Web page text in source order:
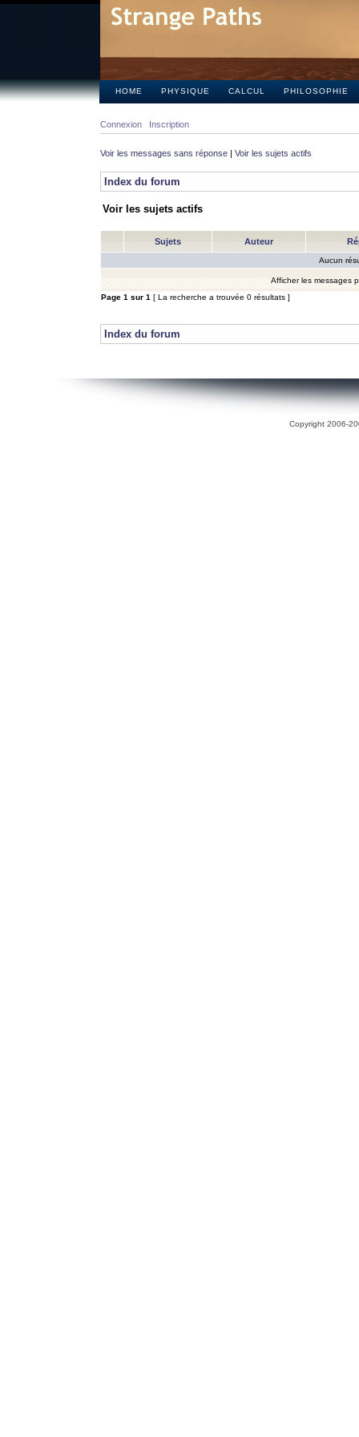
HOME PHYSIQUE CALCUL PHILOSOPHIE
Connexion Inscription
Voir les messages sans réponse | Voir les sujets actifs
Index du forum
Voir les sujets actifs
Sujets Auteur
Aucun
Afficher les messages
Page 1 sur 1 [ La recherche a trouvée 0 résultats ]
Index du forum
Copyright 2006-